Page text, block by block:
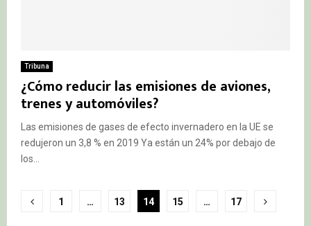
Tribuna
¿Cómo reducir las emisiones de aviones,
trenes y automóviles?
Las emisiones de gases de efecto invernadero en la UE se
redujeron un 3,8 % en 2019 Ya están un 24% por debajo de
los...
Paginación
1 … 13 14 15 … 17